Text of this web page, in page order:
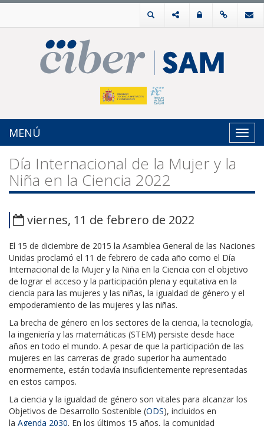
MENÚ
Día Internacional de la Mujer y la
Niña en la Ciencia 2022
viernes, 11 de febrero de 2022
El 15 de diciembre de 2015 la Asamblea General de las Naciones
Unidas proclamó el 11 de febrero de cada año como el Día
Internacional de la Mujer y la Niña en la Ciencia con el objetivo
de lograr el acceso y la participación plena y equitativa en la
ciencia para las mujeres y las niñas, la igualdad de género y el
empoderamiento de las mujeres y las niñas.
La brecha de género en los sectores de la ciencia, la tecnología,
la ingeniería y las matemáticas (STEM) persiste desde hace
años en todo el mundo. A pesar de que la participación de las
mujeres en las carreras de grado superior ha aumentado
enormemente, están todavía insuficientemente representadas
en estos campos.
La ciencia y la igualdad de género son vitales para alcanzar los
Objetivos de Desarrollo Sostenible (ODS), incluidos en
la Agenda 2030. En los últimos 15 años, la comunidad